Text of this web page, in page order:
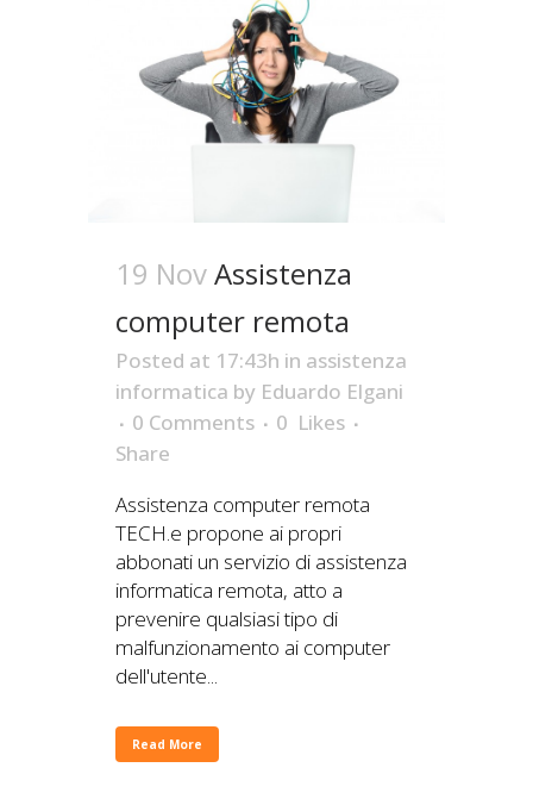
19 NovAssistenza
computer remota
Posted at 17:43h in assistenza
informatica by Eduardo Elgani
0 Comments
0 Likes
Share
Assistenza computer remota
TECH.e propone ai propri
abbonati un servizio di assistenza
informatica remota, atto a
prevenire qualsiasi tipo di
malfunzionamento ai computer
dell'utente...
Read More